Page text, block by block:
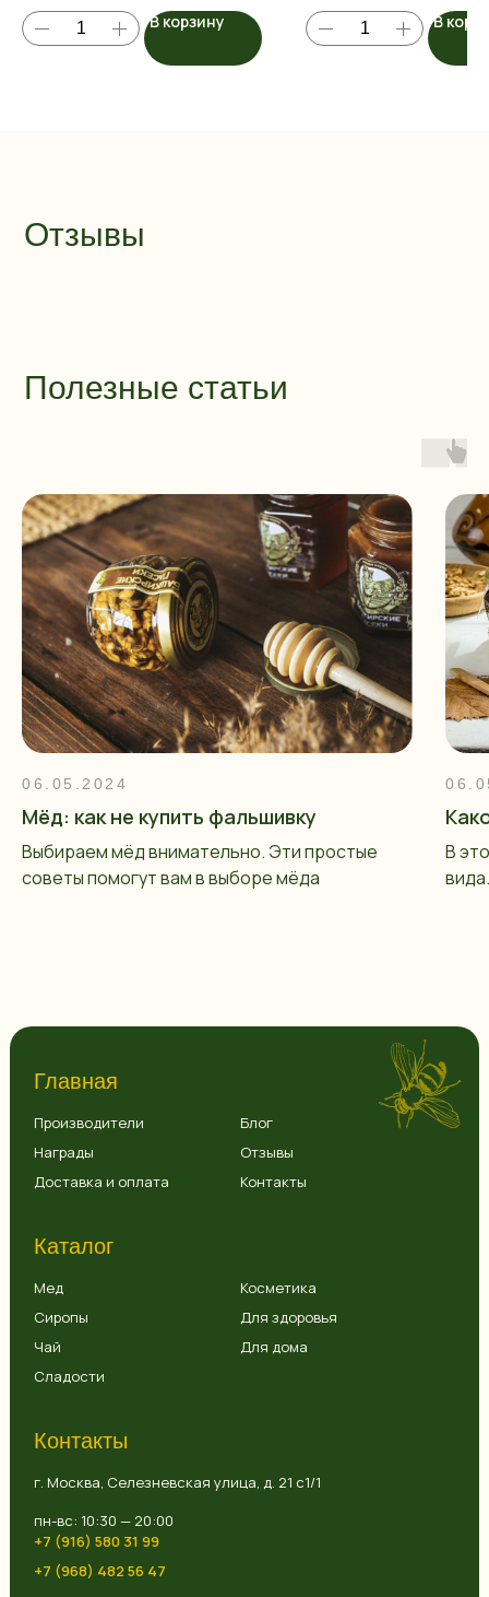
В корзину В
Отзывы
Полезные статьи
06.05.2024
Мёд: как не купить фальшивку
Выбираем мёд внимательно. Эти простые
советы помогут вам в выборе мёда
В
Главная
Производители
Награды
Отзывы
Блог
Доставка и оплата
Каталог
Мед
Сиропы
Чай
Сладости
Косметика
Для дома
Для здоровья
Контакты
г. Москва, Селезневская улица, д. 21 с1/1
пн-вс: 10:30 — 20:00
+7 (916) 580 31 99
+7 (968) 482 56 47
Контакты